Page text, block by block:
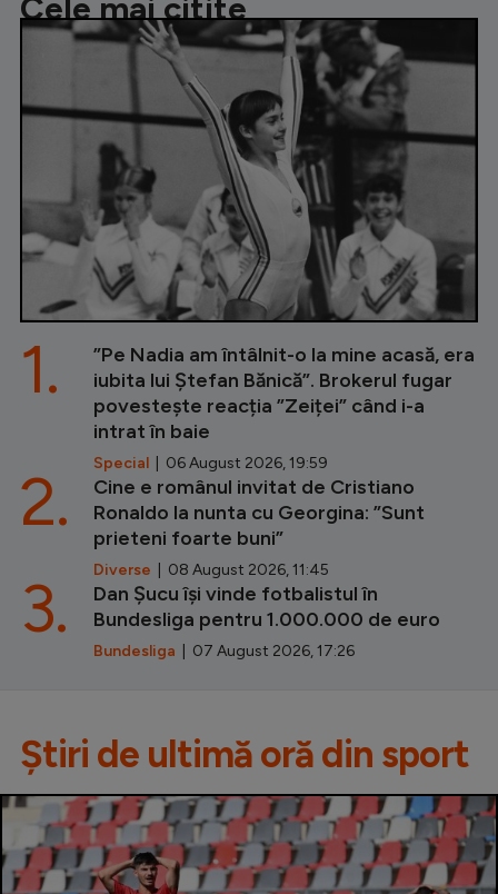
”Pe Nadia am întâlnit-o la mine acasă, era
iubita lui Ștefan Bănică”. Brokerul fugar
povestește reacția ”Zeiței” când i-a
intrat în baie
Special | 06 August 2026, 19:59
1.
Cine e românul invitat de Cristiano
Ronaldo la nunta cu Georgina: ”Sunt
prieteni foarte buni”
Diverse | 08 August 2026, 11:45
2.
Dan Șucu își vinde fotbalistul în
Bundesliga pentru 1.000.000 de euro
Bundesliga | 07 August 2026, 17:26
3.
Știri de ultimă oră din sport